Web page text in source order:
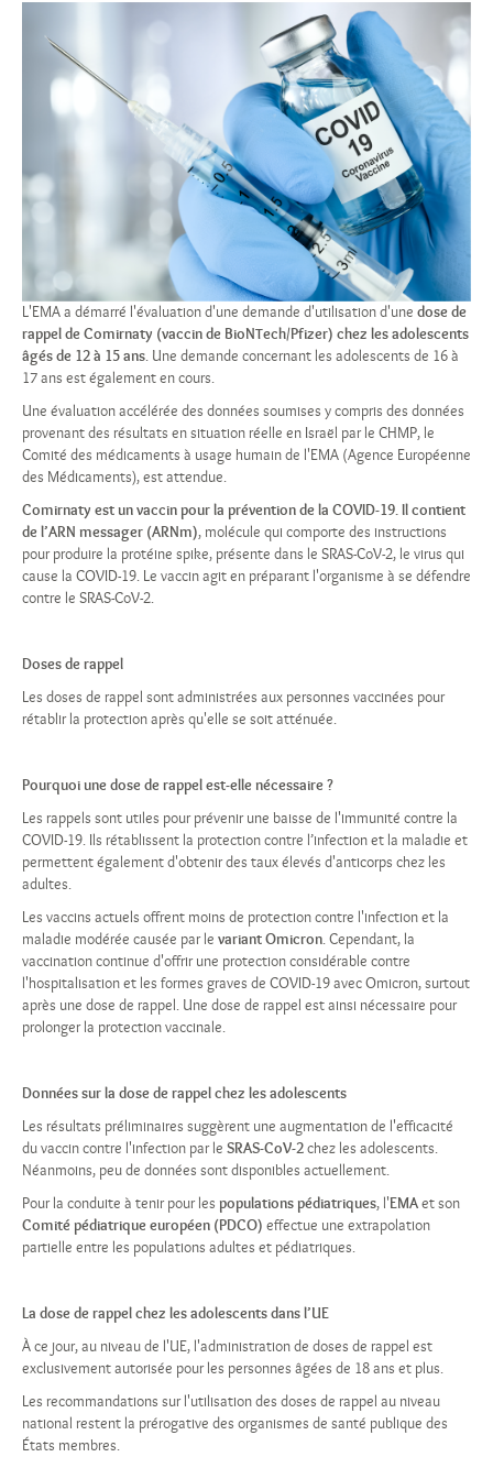
L'EMA a démarré l'évaluation d'une demande d'utilisation d'une dose de
rappel de Comirnaty (vaccin de BioNTech/Pfizer) chez les adolescents
âgés de 12 à 15 ans. Une demande concernant les adolescents de 16 à
17 ans est également en cours.
Une évaluation accélérée des données soumises y compris des données
provenant des résultats en situation réelle en Israël par le CHMP, le
Comité des médicaments à usage humain de l'EMA (Agence Européenne
des Médicaments), est attendue.
Comirnaty est un vaccin pour la prévention de la COVID-19. Il contient
de l’ARN messager (ARNm), molécule qui comporte des instructions
pour produire la protéine spike, présente dans le SRAS-CoV-2, le virus qui
cause la COVID-19. Le vaccin agit en préparant l'organisme à se défendre
contre le SRAS-CoV-2.
Doses de rappel
Les doses de rappel sont administrées aux personnes vaccinées pour
rétablir la protection après qu'elle se soit atténuée.
Pourquoi une dose de rappel est-elle nécessaire ?
Les rappels sont utiles pour prévenir une baisse de l'immunité contre la
COVID-19. Ils rétablissent la protection contre l’infection et la maladie et
permettent également d'obtenir des taux élevés d'anticorps chez les
adultes.
Les vaccins actuels offrent moins de protection contre l'infection et la
maladie modérée causée par le variant Omicron. Cependant, la
vaccination continue d'offrir une protection considérable contre
l'hospitalisation et les formes graves de COVID-19 avec Omicron, surtout
après une dose de rappel. Une dose de rappel est ainsi nécessaire pour
prolonger la protection vaccinale.
Données sur la dose de rappel chez les adolescents
Les résultats préliminaires suggèrent une augmentation de l'efficacité
du vaccin contre l'infection par le SRAS-CoV-2chez les adolescents.
Néanmoins, peu de données sont disponibles actuellement.
Pour la conduite à tenir pour les populations pédiatriques, l'EMAet son
Comité pédiatrique européen (PDCO) effectue une extrapolation
partielle entre les populations adultes et pédiatriques.
La dose de rappel chez les adolescents dans l’UE
À ce jour, au niveau de l'UE, l'administration de doses de rappel est
exclusivement autorisée pour les personnes âgées de 18 ans et plus.
Les recommandations sur l'utilisation des doses de rappel au niveau
national restent la prérogative des organismes de santé publique des
États membres.